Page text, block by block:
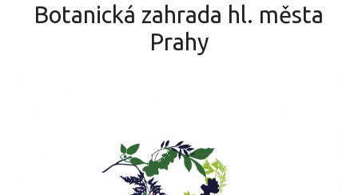
Botanická zahrada hl. města
Prahy